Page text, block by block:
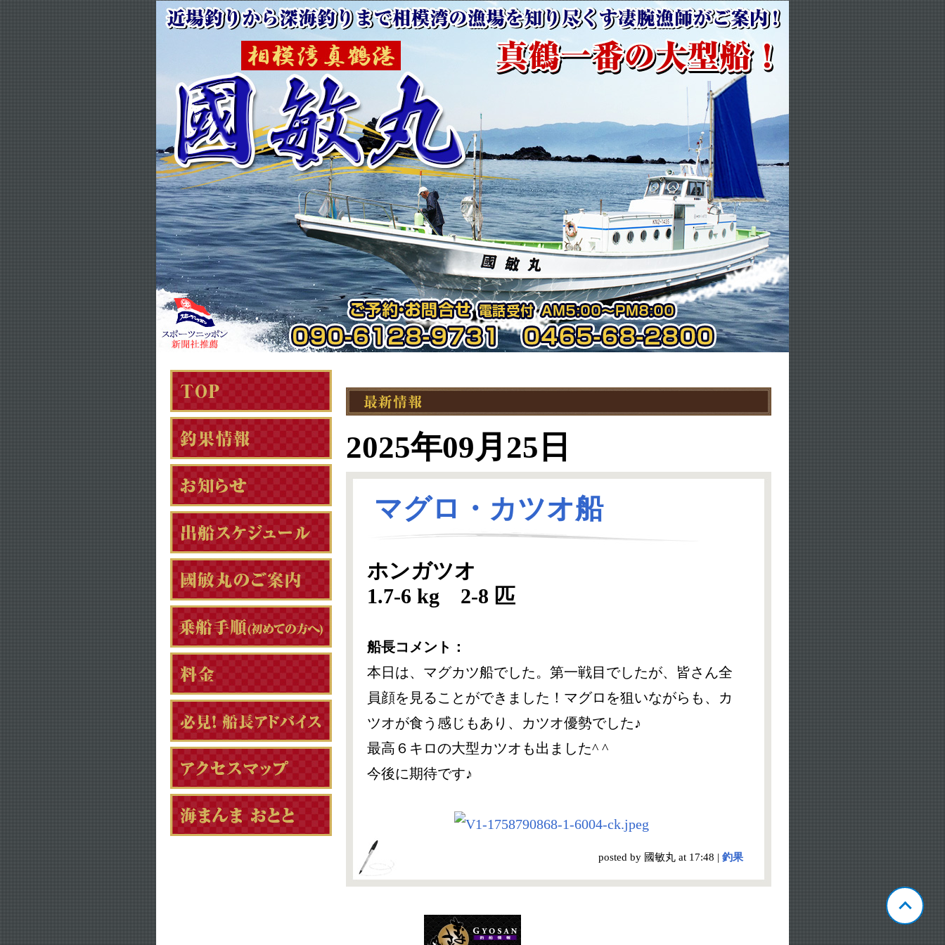
2025年09月25日
マグロ・カツオ船
ホンガツオ
1.7-6 kg 2-8 匹
船長コメント：
本日は、マグカツ船でした。第一戦目でしたが、皆さん全
員顔を見ることができました！マグロを狙いながらも、カ
ツオが食う感じもあり、カツオ優勢でした♪
最高６キロの大型カツオも出ました^ ^
今後に期待です♪
posted by 國敏丸 at 17:48 | 釣果